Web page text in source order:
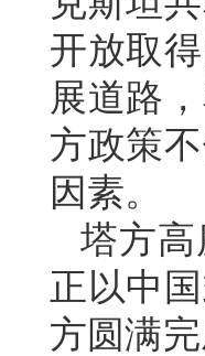
开放取
展道路
方政策
因素。
塔方
正以中
方圆满